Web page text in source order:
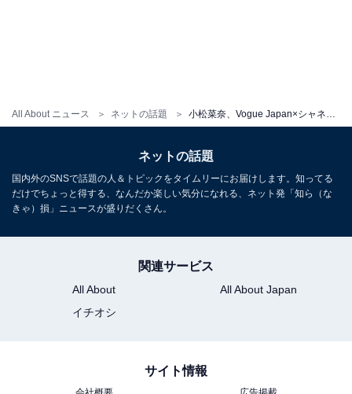
All About ニュース ネットの話題
ネットの話題
国内外のSNSで話題の人＆トピックをタイムリーにお届けします。知ってる
だけでちょっと得する、なんだか楽しい気分になれる、ネット発「知ら（な
きゃ）損」ニュースが盛りだくさん。
関連サービス
All About
All About Japan
イチオシ
サイト情報